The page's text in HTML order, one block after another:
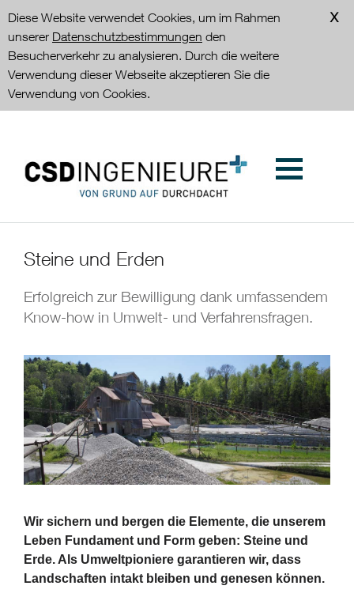
Diese Website verwendet Cookies, um im Rahmen
unserer Datenschutzbestimmungen den
Besucherverkehr zu analysieren. Durch die weitere
Verwendung dieser Webseite akzeptieren Sie die
Verwendung von Cookies.
Steine und Erden
Erfolgreich zur Bewilligung dank umfassendem
Know-how in Umwelt- und Verfahrensfragen.
Wir sichern und bergen die Elemente, die unserem
Leben Fundament und Form geben: Steine und
Erde. Als Umweltpioniere garantieren wir, dass
Landschaften intakt bleiben und genesen können.